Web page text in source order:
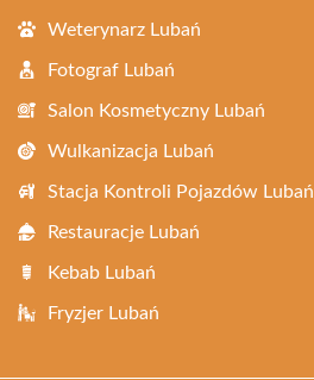
Weterynarz Lubań
Fotograf Lubań
Salon Kosmetyczny Lubań
Wulkanizacja Lubań
Stacja Kontroli Pojazdów Lubań
Restauracje Lubań
Kebab Lubań
Fryzjer Lubań